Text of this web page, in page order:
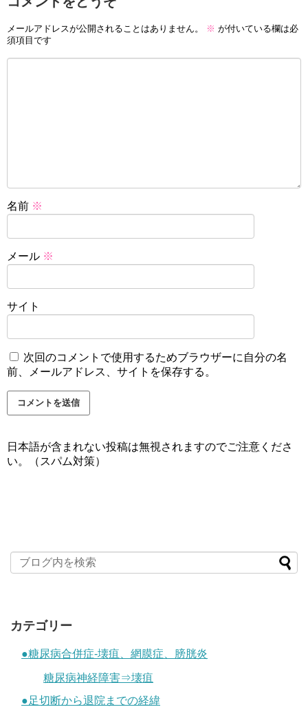
メールアドレスが公開されることはありません。 ※ が付いている欄は必
須項目です
名前 ※
メール ※
サイト
次回のコメントで使用するためブラウザーに自分の名
前、メールアドレス、サイトを保存する。
日本語が含まれない投稿は無視されますのでご注意くださ
い。（スパム対策）
カテゴリー
●糖尿病合併症-壊疽、網膜症、膀胱炎
糖尿病神経障害⇒壊疽
●足切断から退院までの経緯